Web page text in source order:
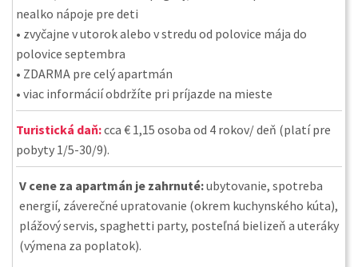
nealko nápoje pre deti
• zvyčajne v utorok alebo v stredu od polovice mája do
polovice septembra
• ZDARMA pre celý apartmán
• viac informácií obdržíte pri príjazde na mieste
Turistická daň:cca € 1,15 osoba od 4 rokov/ deň (platí pre
pobyty 1/5-30/9).
V cene za apartmán je zahrnuté:ubytovanie, spotreba
energií, záverečné upratovanie (okrem kuchynského kúta),
plážový servis, spaghetti party, posteľná bielizeň a uteráky
(výmena za poplatok).